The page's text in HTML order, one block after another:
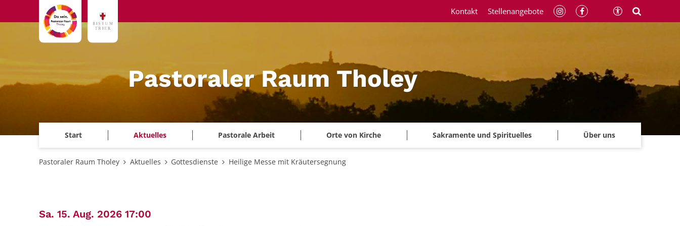
Zum Inhalt springen
Pastoraler Raum Tholey
Start Aktuelles Pastorale Arbeit Orte von Kirche Sakramente und Spirituelles Über uns
Kontakt Stellenangebote
Pastoraler Raum Tholey Aktuelles Gottesdienste Heilige Messe mit Kräutersegnung
Sa. 15. Aug. 2026 17:00